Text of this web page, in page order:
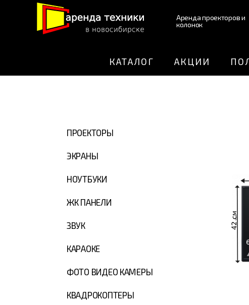
Аренда проекторов и
колонок
КАТАЛОГ АКЦИИ
ПРОЕКТОРЫ
ЭКРАНЫ
НОУТБУКИ
ЖК ПАНЕЛИ
ЗВУК
КАРАОКЕ
ФОТО ВИДЕО КАМЕРЫ
КВАДРОКОПТЕРЫ